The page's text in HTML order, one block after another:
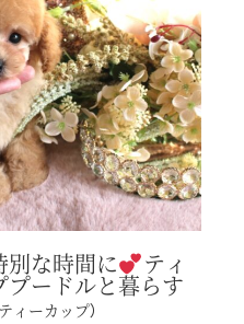
別な時間に ティ
プードルと暮らす
ティーカップ）